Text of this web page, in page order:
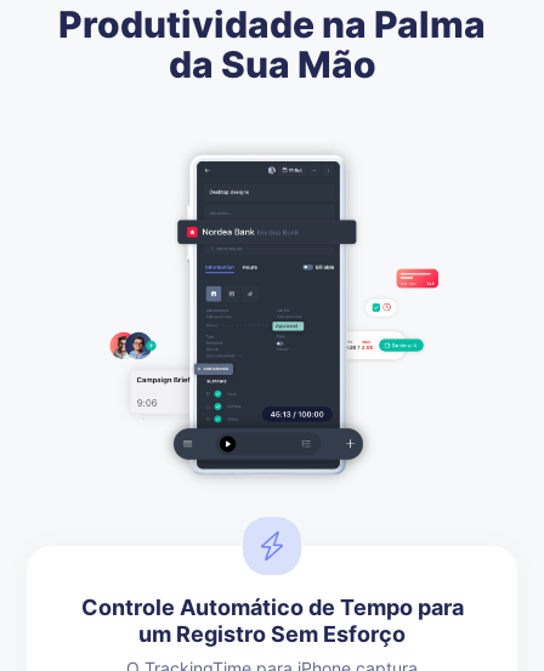
Produtividade na Palma
da Sua Mão
Controle Automático de Tempo para
um Registro Sem Esforço